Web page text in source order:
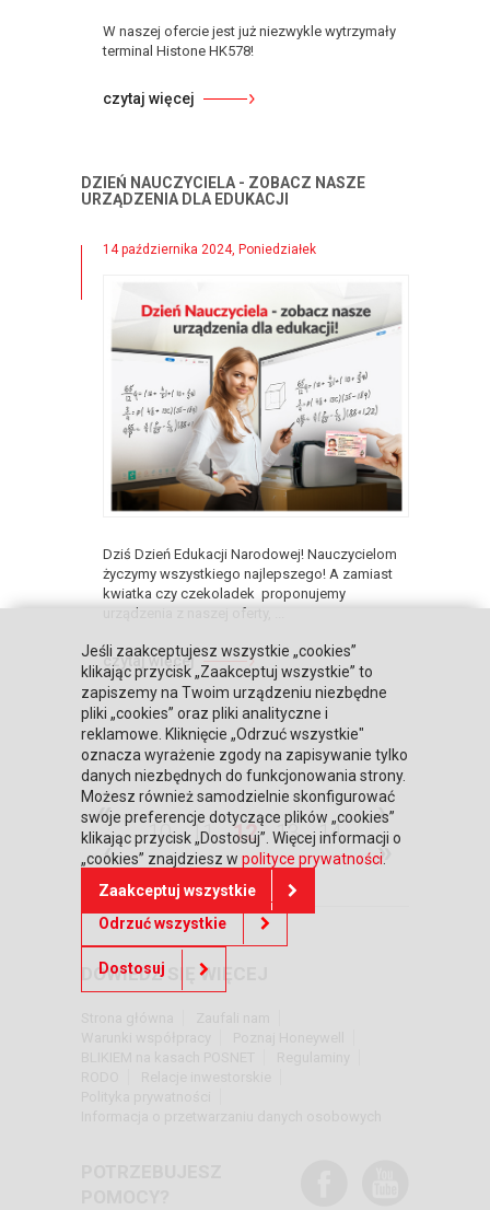
W naszej ofercie jest już niezwykle wytrzymały
terminal Histone HK578!
czytaj więcej
DZIEŃ NAUCZYCIELA - ZOBACZ NASZE
URZĄDZENIA DLA EDUKACJI
14 października 2024, Poniedziałek
Dziś Dzień Edukacji Narodowej! Nauczycielom
życzymy wszystkiego najlepszego! A zamiast
kwiatka czy czekoladek proponujemy
urządzenia z naszej oferty, ...
czytaj więcej
«
‹
10 11 12 13 14
›
»
DOWIEDZ SIĘ WIĘCEJ
Jeśli zaakceptujesz wszystkie „cookies”
klikając przycisk „Zaakceptuj wszystkie” to
zapiszemy na Twoim urządzeniu niezbędne
pliki „cookies” oraz pliki analityczne i
reklamowe. Kliknięcie „Odrzuć wszystkie"
oznacza wyrażenie zgody na zapisywanie tylko
danych niezbędnych do funkcjonowania strony.
Możesz również samodzielnie skonfigurować
swoje preferencje dotyczące plików „cookies”
klikając przycisk „Dostosuj”. Więcej informacji o
„cookies” znajdziesz w polityce prywatności
Zaakceptuj wszystkie
Odrzuć wszystkie
Dostosuj